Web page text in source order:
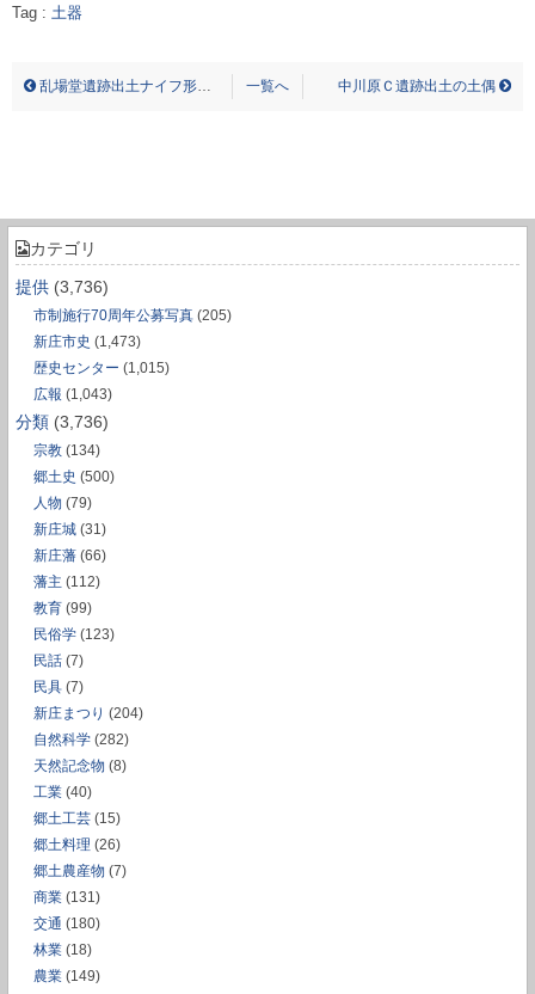
カテゴリ
提供 (3,736)
市制施行70周年公募写真 (205)
新庄市史 (1,473)
歴史センター (1,015)
広報 (1,043)
分類 (3,736)
宗教 (134)
郷土史 (500)
人物 (79)
新庄城 (31)
新庄藩 (66)
藩主 (112)
教育 (99)
民俗学 (123)
民話 (7)
民具 (7)
新庄まつり (204)
自然科学 (282)
天然記念物 (8)
工業 (40)
郷土工芸 (15)
郷土料理 (26)
郷土農産物 (7)
商業 (131)
交通 (180)
林業 (18)
農業 (149)
Tag : 土器
乱場堂遺跡出土ナイフ形石器(実測図) 一覧へ 中川原Ｃ遺跡出土の土偶